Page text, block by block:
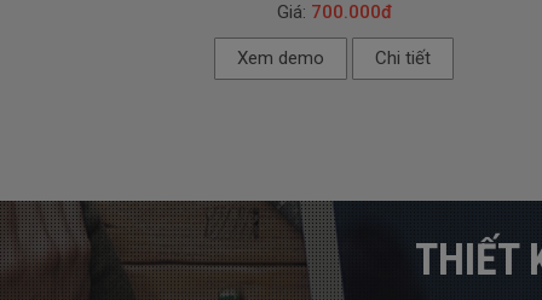
Giá: 700.000đ
Xem demo Chi tiết
THIẾT